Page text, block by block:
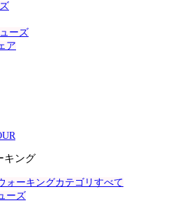
ーズ
ア
キング
ォーキングカテゴリすべて
ーズ